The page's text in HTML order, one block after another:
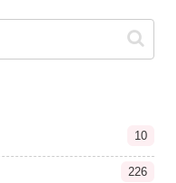
10
226